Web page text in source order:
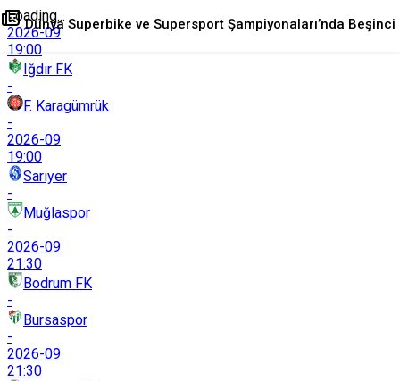
Loading...
2026-09
19:00
Iğdır FK
-
F. Karagümrük
-
2026-09
19:00
Sarıyer
-
Muğlaspor
-
2026-09
21:30
Bodrum FK
-
Bursaspor
-
2026-09
21:30
Dünya Superbike ve Supersport Şampiyonaları’nda Beşinci
Etap Çekya’da Yapılacak